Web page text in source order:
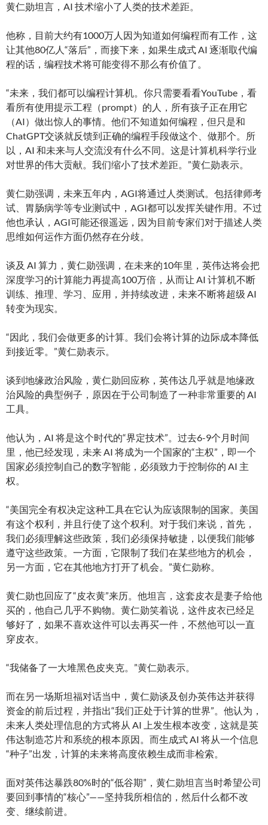
黄仁勋坦言，AI 技术缩小了人类的技术差距。
他称，目前大约有1000万人因为知道如何编程而有工作，这
让其他80亿人“落后”，而接下来，如果生成式 AI 逐渐取代编
程的话，编程技术将可能变得不那么有价值了。
“未来，我们都可以编程计算机。你只需要看看YouTube，看
看所有使用提示工程（prompt）的人，所有孩子正在用它
（AI）做出惊人的事情。他们不知道如何编程，但只是和
ChatGPT交谈就反馈到正确的编程手段做这个、做那个。所
以，AI 和未来与人交流没有什么不同。这是计算机科学行业
对世界的伟大贡献。我们缩小了技术差距。”黄仁勋表示。
黄仁勋强调，未来五年内，AGI将通过人类测试。包括律师考
试、胃肠病学等专业测试中，AGI都可以发挥关键作用。不过
他也承认，AGI可能还很遥远，因为目前专家们对于描述人类
思维如何运作方面仍然存在分歧。
谈及 AI 算力，黄仁勋强调，在未来的10年里，英伟达将会把
深度学习的计算能力再提高100万倍，从而让 AI 计算机不断
训练、推理、学习、应用，并持续改进，未来不断将超级 AI
转变为现实。
“因此，我们会做更多的计算。我们会将计算的边际成本降低
到接近零。”黄仁勋表示。
谈到地缘政治风险，黄仁勋回应称，英伟达几乎就是地缘政
治风险的典型例子，原因在于公司制造了一种非常重要的 AI
工具。
他认为，AI 将是这个时代的“界定技术”。过去6-9个月时间
里，他已经发现，未来 AI 将成为一个国家的“主权”，即一个
国家必须控制自己的数字智能，必须致力于控制你的 AI 主
权。
“美国完全有权决定这种工具在它认为应该限制的国家。美国
有这个权利，并且行使了这个权利。对于我们来说，首先，
我们必须理解这些政策，我们必须保持敏捷，以便我们能够
遵守这些政策。一方面，它限制了我们在某些地方的机会，
另一方面，它在其他地方打开了机会。”黄仁勋称。
黄仁勋也回应了“皮衣黄”来历。他坦言，这套皮衣是妻子给他
买的，他自己几乎不购物。黄仁勋笑着说，这件皮衣已经足
够好了，如果不喜欢这件可以去再买一件，不然他可以一直
穿皮衣。
“我储备了一大堆黑色皮夹克。”黄仁勋表示。
而在另一场斯坦福对话当中，黄仁勋谈及创办英伟达并获得
资金的前后过程，并指出“我们正处于计算的世界”。他认为，
未来人类处理信息的方式将从 AI 上发生根本改变，这就是英
伟达制造芯片和系统的根本原因。而生成式 AI 将从一个信息
“种子”出发，计算的未来将高度依赖生成而非检索。
面对英伟达暴跌80%时的“低谷期”，黄仁勋坦言当时希望公司
要回到事情的“核心”——坚持我所相信的，然后什么都不改
变、继续前进。